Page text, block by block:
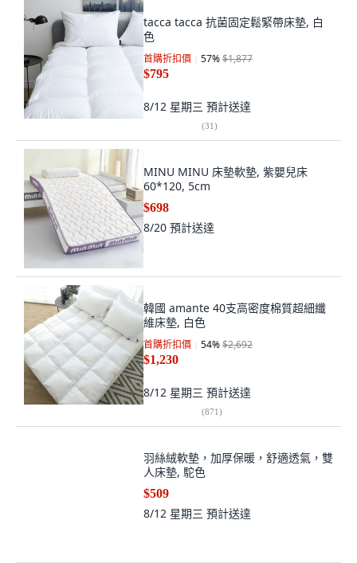
tacca tacca 抗菌固定鬆緊帶床墊, 白
色
首購折扣價 57%$1,877
$795
8/12 星期三 預計送達
(31)
MINU MINU 床墊軟墊, 紫嬰兒床
60*120, 5cm
$698
8/20 預計送達
韓國 amante 40支高密度棉質超細纖
維床墊, 白色
首購折扣價 54%$2,692
$1,230
8/12 星期三 預計送達
(871)
羽絲絨軟墊，加厚保暖，舒適透氣，雙
人床墊, 駝色
$509
8/12 星期三 預計送達